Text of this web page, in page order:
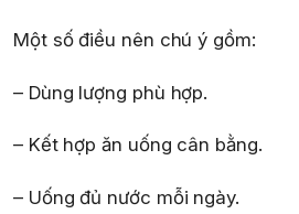
Một số điều nên chú ý gồm:
– Dùng lượng phù hợp.
– Kết hợp ăn uống cân bằng.
– Uống đủ nước mỗi ngày.